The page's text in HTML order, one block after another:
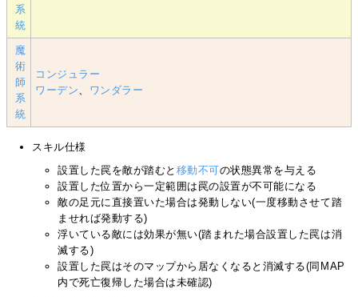
系
統
魔
術
師
系
統
コンジュラー
ワーデン
ワンダラー
スキル仕様
設置した罠を敵が踏むと 移動不可の状態異常を与える
設置した位置から一定範囲は罠の設置が不可能になる
敵の足元に直接置いた場合は発動しない(一度移動させて踏
ませれば発動する)
浮いている敵には効果が無い(踏まれた場合設置した罠は消
滅する)
設置した罠はそのマップから居なくなると消滅する(同MAP
内で死亡復帰した場合は未確認)